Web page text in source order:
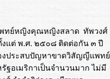
ทย์หญิงคุณหญิงสลาด ทัพวงศ์
งแต่ พ.ศ. ๒๕๐๘ ติดต่อกัน ๓ ปี
งประสบปัญหาขาดวิสัญญีแพทย์
ฐอเมริกาเป็นจำนวนมาก ไม่มี